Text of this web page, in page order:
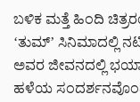
ಬಳಿಕ ಮತ್ತೆ ಹಿಂದಿ
‘ತುಮ್’ ಸಿನಿಮಾದಲ್ಲಿ
ಅವರ ಜೀವನದಲ್ಲಿ
ಹಳೆಯ